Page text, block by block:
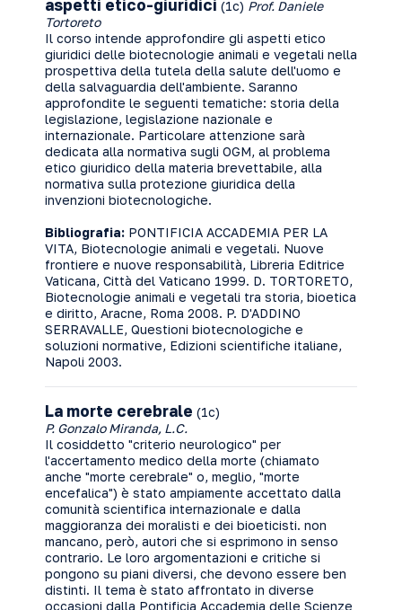
aspetti etico-giuridici (1c) Prof. Daniele
Tortoreto
Il corso intende approfondire gli aspetti etico
giuridici delle biotecnologie animali e vegetali nella
prospettiva della tutela della salute dell'uomo e
della salvaguardia dell'ambiente. Saranno
approfondite le seguenti tematiche: storia della
legislazione, legislazione nazionale e
internazionale. Particolare attenzione sarà
dedicata alla normativa sugli OGM, al problema
etico giuridico della materia brevettabile, alla
normativa sulla protezione giuridica della
invenzioni biotecnologiche.
Bibliografia: PONTIFICIA ACCADEMIA PER LA
VITA, Biotecnologie animali e vegetali. Nuove
frontiere e nuove responsabilità, Libreria Editrice
Vaticana, Città del Vaticano 1999. D. TORTORETO,
Biotecnologie animali e vegetali tra storia, bioetica
e diritto, Aracne, Roma 2008. P. D'ADDINO
SERRAVALLE, Questioni biotecnologiche e
soluzioni normative, Edizioni scientifiche italiane,
Napoli 2003.
La morte cerebrale (1c)
P. Gonzalo Miranda, L.C.
Il cosiddetto "criterio neurologico" per
l'accertamento medico della morte (chiamato
anche "morte cerebrale" o, meglio, "morte
encefalica") è stato ampiamente accettato dalla
comunità scientifica internazionale e dalla
maggioranza dei moralisti e dei bioeticisti. non
mancano, però, autori che si esprimono in senso
contrario. Le loro argomentazioni e critiche si
pongono su piani diversi, che devono essere ben
distinti. Il tema è stato affrontato in diverse
occasioni dalla Pontificia Accademia delle Scienze